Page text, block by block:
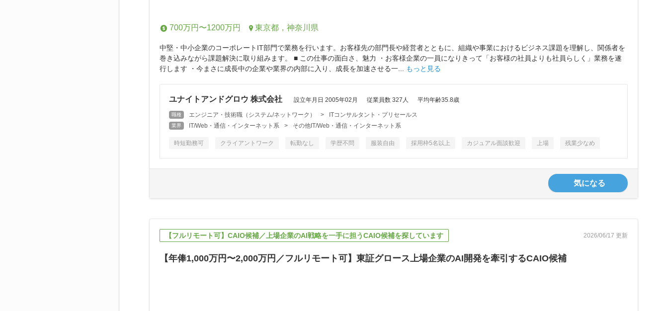
700万円〜1200万円 東京都，神奈川県
中堅・中小企業のコーポレートIT部門で業務を行います。お客様先の部門長や経営者とともに、組織や事業におけるビジネス課題を理解し、関係者を
巻き込みながら課題解決に取り組みます。 ■ この仕事の面白さ、魅力 ・お客様企業の一員になりきって「お客様の社員よりも社員らしく」業務を遂
行します ・今まさに成長中の企業や業界の内部に入り、成長を加速させる一...
もっと見る
ユナイトアンドグロウ 株式会社 設立年月日 2005年02月 従業員数 327人 平均年齢35.8歳
職種 エンジニア・技術職（システム/ネットワーク） > ITコンサルタント・プリセールス
業界 IT/Web・通信・インターネット系 > その他IT/Web・通信・インターネット系
時短勤務可 クライアントワーク 転勤なし 学歴不問 服装自由 採用枠5名以上 カジュアル面談歓迎 上場 残業少なめ
気になる
【フルリモート可】CAIO候補／上場企業のAI戦略を一手に担うCAIO候補を探しています 2026/06/17 更新
【年俸1,000万円〜2,000万円／フルリモート可】東証グロース上場企業のAI開発を牽引するCAIO候補